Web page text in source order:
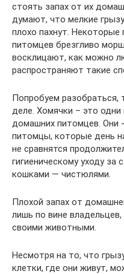
стоять запах от их
думают, что мелкие
плохо пахнут. Некоторые
питомцев брезгливо
восклицают, как можно
распространяют такие
Попробуем разобраться,
деле. Хомячки – это
домашних питомцев. Они
питомцы, которые день
не сравнятся
гигиеническому уходу
кошками — чистюлями.
Плохой запах от
лишь по вине
своими животными.
Несмотря на то, что
клетки, где они живут,